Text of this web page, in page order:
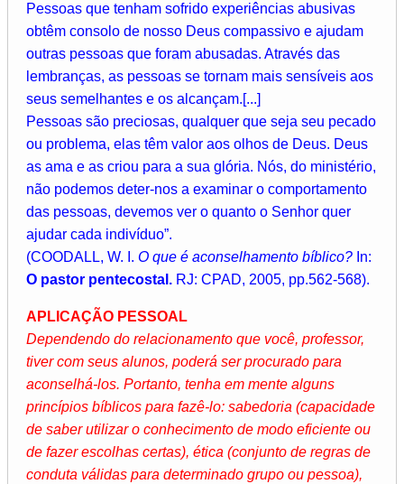
Pessoas que tenham sofrido experiências abusivas
obtêm consolo de nosso Deus compassivo e ajudam
outras pessoas que foram abusadas. Através das
lembranças, as pessoas se tornam mais sensíveis aos
seus semelhantes e os alcançam.[...]
Pessoas são preciosas, qualquer que seja seu pecado
ou problema, elas têm valor aos olhos de Deus. Deus
as ama e as criou para a sua glória. Nós, do ministério,
não podemos deter-nos a examinar o comportamento
das pessoas, devemos ver o quanto o Senhor quer
ajudar cada indivíduo”.
(COODALL, W. I. O que é aconselhamento bíblico? In:
O pastor pentecostal. RJ: CPAD, 2005, pp.562-568).
APLICAÇÃO PESSOAL
Dependendo do relacionamento que você, professor,
tiver com seus alunos, poderá ser procurado para
aconselhá-los. Portanto, tenha em mente alguns
princípios bíblicos para fazê-lo: sabedoria (capacidade
de saber utilizar o conhecimento de modo eficiente ou
de fazer escolhas certas), ética (conjunto de regras de
conduta válidas para determinado grupo ou pessoa),